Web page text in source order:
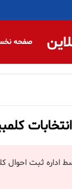
صفحه
ثبت احوال